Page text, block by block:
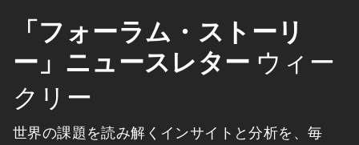
「フォーラム・ストーリ
ー」ニュースレター ウィー
クリー
世界の課題を読み解くインサイトと分析を、毎